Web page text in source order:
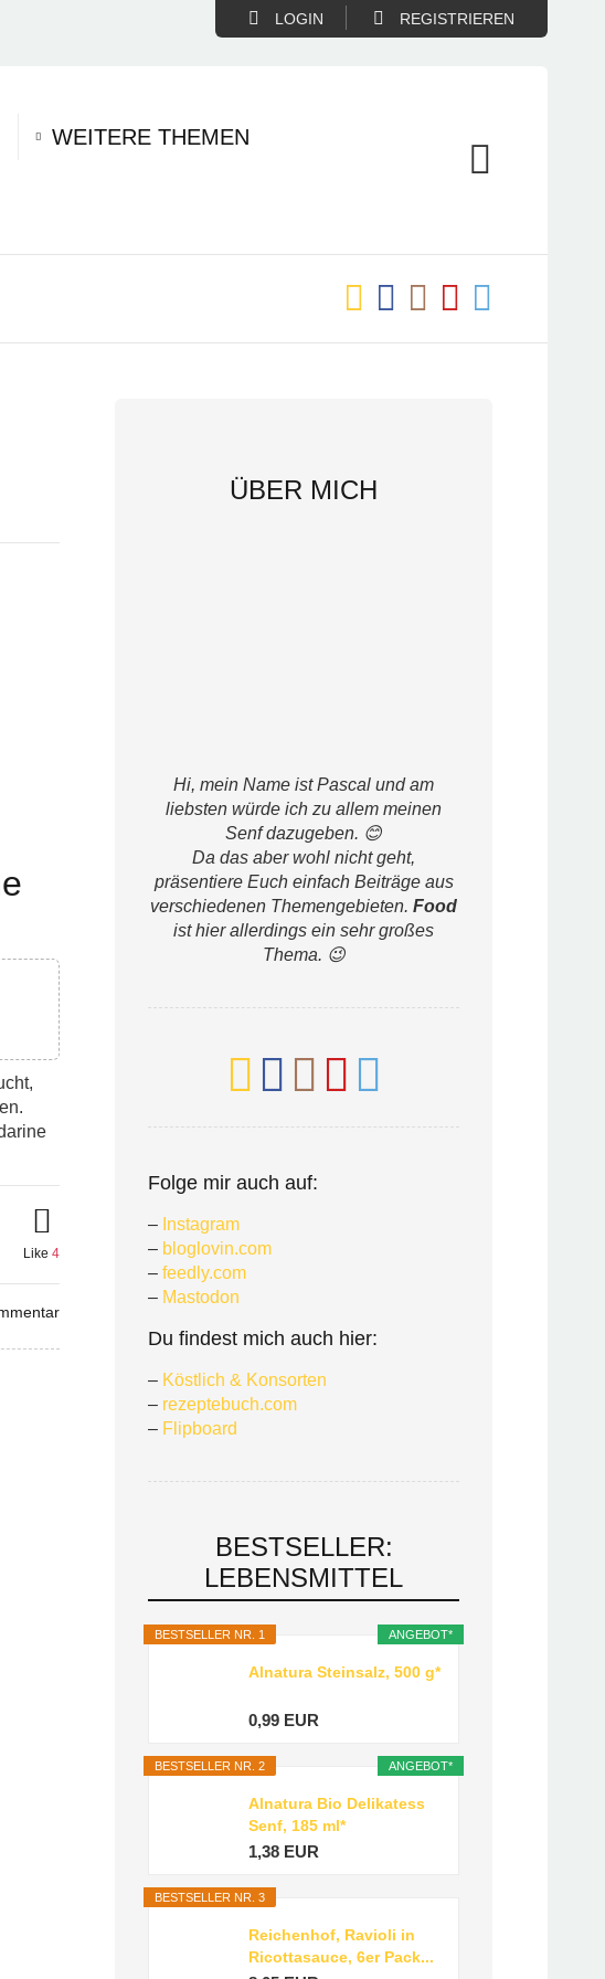
LOGIN REGISTRIEREN
WEITERE THEMEN
Like 4
ÜBER MICH
Hi, mein Name ist Pascal und am
liebsten würde ich zu allem meinen
Senf dazugeben. 😊
Da das aber wohl nicht geht,
präsentiere Euch einfach Beiträge aus
verschiedenen Themengebieten. Food
ist hier allerdings ein sehr großes
Thema. 😉
Folge mir auch auf:
– Instagram
– bloglovin.com
– feedly.com
– Mastodon
Du findest mich auch hier:
– Köstlich & Konsorten
– rezeptebuch.com
– Flipboard
BESTSELLER:
LEBENSMITTEL
ANGEBOT*
BESTSELLER NR. 1
Alnatura Steinsalz, 500 g*
0,99 EUR
ANGEBOT*
BESTSELLER NR. 2
Alnatura Bio Delikatess
Senf, 185 ml*
1,38 EUR
BESTSELLER NR. 3
Reichenhof, Ravioli in
Ricottasauce, 6er Pack...